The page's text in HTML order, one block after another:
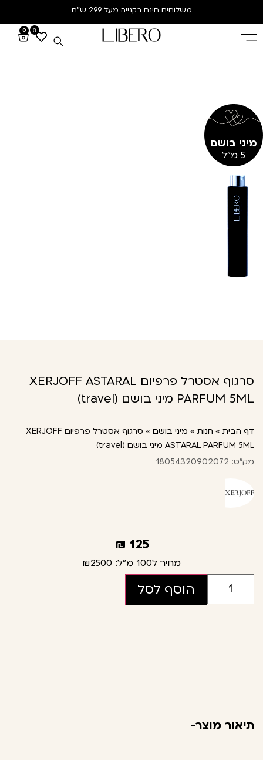
משלוחים חינם בקנייה מעל 299 ש”ח
0
0
מיני בושם
5 מ"ל
סרגוף אסטרל פרפיום XERJOFF ASTARAL
PARFUM 5ML מיני בושם (travel)
דף הבית » חנות » מיני בושם »
סרגוף אסטרל פרפיום XERJOFF
ASTARAL PARFUM 5ML מיני בושם (travel)
מק"ט: 18054320902072
125
₪
מחיר ל100 מ"ל: ₪2500
הוסף לסל
תיאור מוצר-